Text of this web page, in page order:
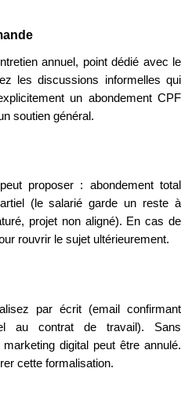
annuel, point dédié avec le
les discussions informelles qui
un abondement CPF
soutien général.
proposer : abondement total
(le salarié garde un reste à
projet non aligné). En cas de
rouvrir le sujet ultérieurement.
par écrit (email confirmant
au contrat de travail). Sans
digital peut être annulé.
cette formalisation.